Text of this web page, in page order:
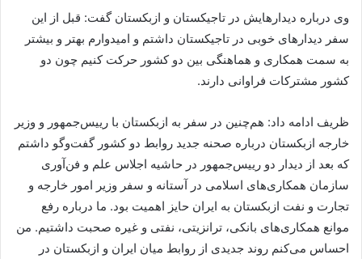
وی درباره دیدارهایش در تاجیکستان و ازبکستان گفت: قبل از این
سفر دیدارهای خوبی در تاجیکستان داشتم و امیدوارم بهتر و بیشتر
به سمت همکاری و هماهنگی بین دو کشور حرکت کنیم چون دو
کشور مشترکات فراوانی دارند.
ظریف ادامه داد: هم‌چنین در سفر به ازبکستان با رییس‌جمهور و وزیر
خارجه ازبکستان درباره صحنه جدید روابط دو کشور گفت‌وگو داشتم
که بعد از دیدار دو رییس‌جمهور در حاشیه اجلاس علم و فن‌آوری
سازمان همکاری‌های اسلامی در آستانه و سفر وزیر امور خارجه و
تجارت و نفت ازبکستان به ایران حایز اهمیت بود. ما درباره رفع
موانع همکاری‌های بانکی، ترانزیتی، نفتی و غیره صحبت داشتیم. من
احساس می‌کنم روند جدیدی از روابط میان ایران و ازبکستان در